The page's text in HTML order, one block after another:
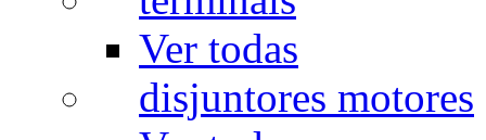
Ver todas
disjuntores motores